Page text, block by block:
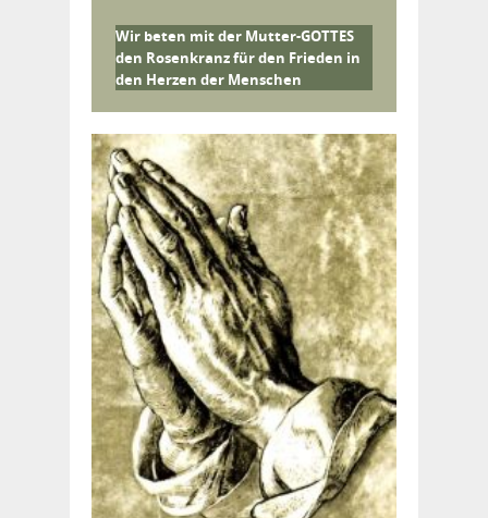
Wir beten mit der Mutter-GOTTES
den Rosenkranz für den Frieden in
den Herzen der Menschen